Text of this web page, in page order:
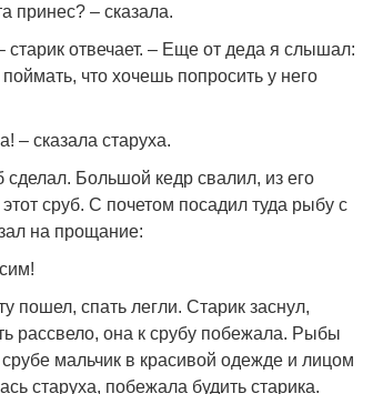
принес? – сказала.
старик отвечает. – Еще от деда я слышал:
что хочешь попросить у него
– сказала старуха.
Большой кедр свалил, из его
сруб. С почетом посадил туда рыбу с
на прощание:
пошел, спать легли. Старик заснул,
рассвело, она к срубу побежала. Рыбы
срубе мальчик в красивой одежде и лицом
старуха, побежала будить старика.